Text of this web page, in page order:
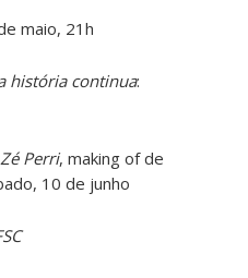
maio, 21h
história continua:
Perri, making of de
10 de junho